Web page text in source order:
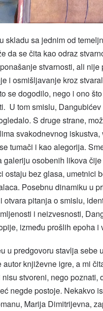
skladu sa jednim od
da se čita kao odraz
stvarnosti, ali
i osmišljavanje kroz
se dogodilo, nego i ono
U tom smislu,
S druge strane,
svakodnevnog
tumači i kao alegorija.
galeriju osobenih likova
ostaju bez glasa, umetnici
Posebnu dinamiku u
otvara pitanja o smislu,
i neizvesnosti,
između prošlih epoha i
u predgovoru stavlja
autor književne igre, a mi
stvoreni, nego poznati,
negde postoje. Nekakvo
Marija Dimitrijevna,